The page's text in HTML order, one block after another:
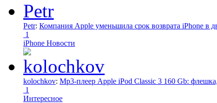
Petr: Компания Apple уменьшила срок возврата iPhone в
1
iPhone Новости
kolochkov: Mp3-плеер Apple iPod Classic 3 160 Gb:
1
Интересное